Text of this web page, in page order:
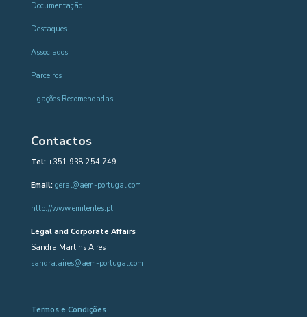
Documentação
Destaques
Associados
Parceiros
Ligações Recomendadas
Contactos
Tel:+351 938 254 749
Email: geral@aem-portugal.com
http://www.emitentes.pt
Legal and Corporate Affairs
Sandra Martins Aires
sandra.aires@aem-portugal.com
Termos e Condições